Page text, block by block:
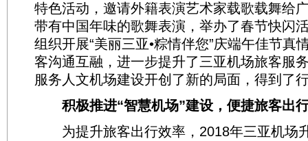
特色活动，邀请外籍表演艺术家载歌载舞给
带有中国年味的歌舞表演，举办了春节快闪
组织开展“美丽三亚•粽情伴您”庆端午佳节真
客沟通互融，进一步提升了三亚机场旅客服
服务人文机场建设开创了新的局面，得到了
积极推进“智慧机场”建设，便捷旅客出
为提升旅客出行效率，2018年三亚机场